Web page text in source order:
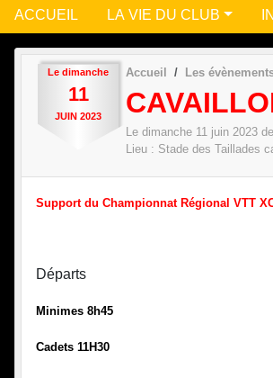
ACCUEIL LA VIE DU CLUB
Le dimanche
11
JUIN 2023
Accueil Les
Le dimanche 11 juin 2023
Lieu : Stade des Taillades
Support du Championnat Régional VTT
Départs
Minimes 8h45
Cadets 11H30